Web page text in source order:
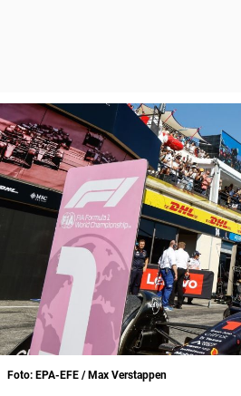
Foto: EPA-EFE / Max Verstappen